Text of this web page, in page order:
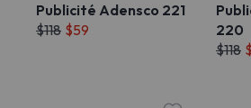
Publicité Adensco 221
$118 $59
220
$118